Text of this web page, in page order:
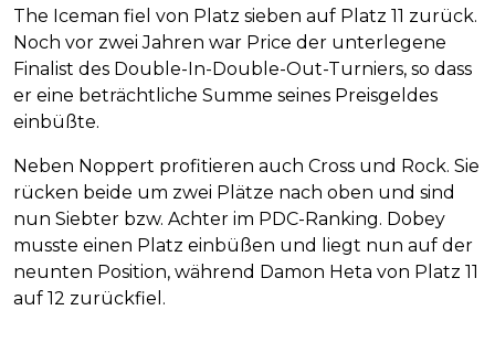
The Iceman fiel von Platz sieben auf Platz 11 zurück.
Noch vor zwei Jahren war Price der unterlegene
Finalist des Double-In-Double-Out-Turniers, so dass
er eine beträchtliche Summe seines Preisgeldes
einbüßte.
Neben Noppert profitieren auch Cross und Rock. Sie
rücken beide um zwei Plätze nach oben und sind
nun Siebter bzw. Achter im PDC-Ranking. Dobey
musste einen Platz einbüßen und liegt nun auf der
neunten Position, während Damon Heta von Platz 11
auf 12 zurückfiel.